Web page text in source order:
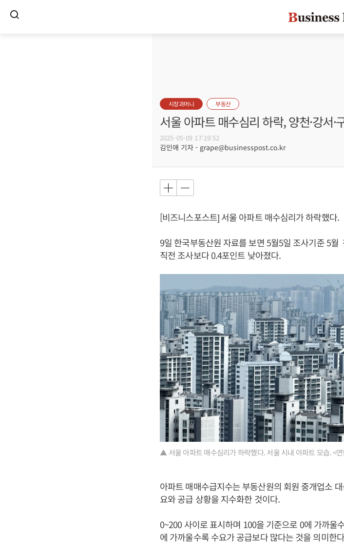
시장과머니 부동산
서울 아파트 매수심리 하락, 양천·강서
2025-05-09 17:19:52
김인애 기자 - grape@businesspost.co.kr
[비즈니스포스트] 서울 아파트 매수심리가 하락했다.
9일 한국부동산원 자료를 보면 5월5일 조사기준 5
직전 조사보다 0.4포인트 낮아졌다.
▲ 서울 아파트 매수심리가 하락했다. 서울 시내 아파트 모습. <
아파트 매매수급지수는 부동산원의 회원 중개업소
요와 공급 상황을 지수화한 것이다.
0~200 사이로 표시하며 100을 기준으로 0에 가까울
에 가까울수록 수요가 공급보다 많다는 것을 의미한